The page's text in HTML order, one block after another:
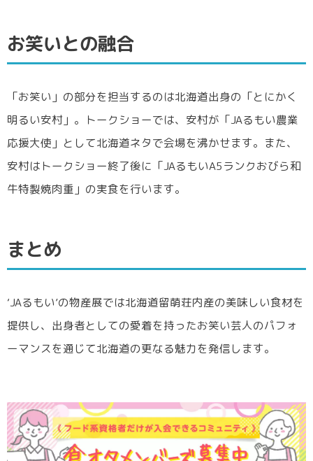
お笑いとの融合
「お笑い」の部分を担当するのは北海道出身の「とにかく
明るい安村」。トークショーでは、安村が「JAるもい農業
応援大使」として北海道ネタで会場を沸かせます。また、
安村はトークショー終了後に「JAるもいA5ランクおびら和
牛特製焼肉重」の実食を行います。
まとめ
‘JAるもい’の物産展では北海道留萌荘内産の美味しい食材を
提供し、出身者としての愛着を持ったお笑い芸人のパフォ
ーマンスを通じて北海道の更なる魅力を発信します。